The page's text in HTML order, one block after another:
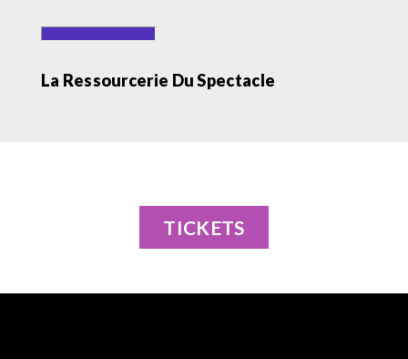
La Ressourcerie Du Spectacle
TICKETS